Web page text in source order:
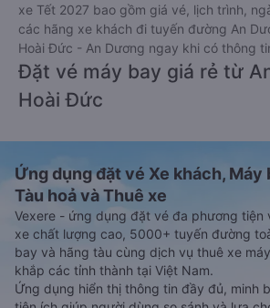
xe Tết 2027 bao gồm giá vé, lịch trình,
các hãng xe khách đi tuyến đường An
Hoài Đức - An Dương ngay khi có thông
Đặt vé máy bay giá rẻ từ
Hoài Đức
Ứng dụng đặt vé Xe khách, Máy
Tàu hoả và Thuê xe
Vexere - ứng dụng đặt vé đa phương tiện
xe chất lượng cao, 5000+ tuyến đường
bay và hãng tàu cùng dịch vụ thuê xe
khắp các tỉnh thành tại Việt Nam.
Ứng dụng hiển thị thông tin đầy đủ, minh